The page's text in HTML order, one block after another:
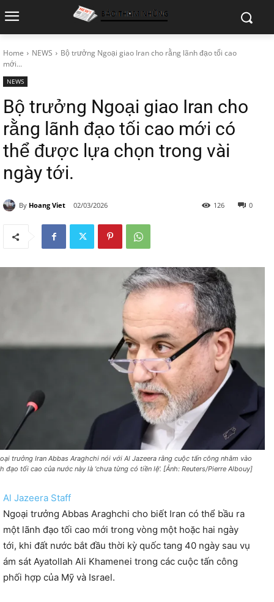
Home NEWS
Bộ trưởng Ngoại giao Iran cho rằng lãnh đạo tối cao
mới...
NEWS
Bộ trưởng Ngoại giao Iran cho
rằng lãnh đạo tối cao mới có
thể được lựa chọn trong vài
ngày tới.
By Hoang Viet 02/03/2026 0
126
trưởng Iran Abbas Araghchi nói với Al Jazeera rằng cuộc tấn công nhằm vào
đạo tối cao của nước này là 'chưa từng có tiền lệ'. [Ảnh: Reuters/Pierre Albouy]
Al Jazeera Staff
Ngoại trưởng Abbas Araghchi cho biết Iran có thể bầu ra
một lãnh đạo tối cao mới trong vòng một hoặc hai ngày
tới, khi đất nước bắt đầu thời kỳ quốc tang 40 ngày sau vụ
ám sát Ayatollah Ali Khamenei trong các cuộc tấn công
phối hợp của Mỹ và Israel.